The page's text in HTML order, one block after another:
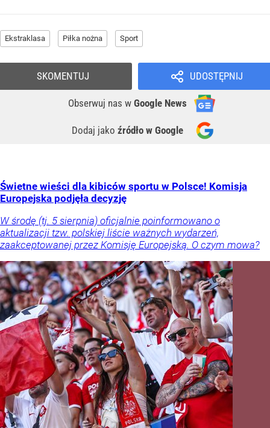
Ekstraklasa Piłka nożna Sport
UDOSTĘPNIJ
Obserwuj nas w Google News
Dodaj jako źródło w Google
SKOMENTUJ
Świetne wieści dla kibiców sportu w Polsce! Komisja
Europejska podjęła decyzję
W środę (tj. 5 sierpnia) oficjalnie poinformowano o
aktualizacji tzw. polskiej liście ważnych wydarzeń,
zaakceptowanej przez Komisję Europejską. O czym mowa?